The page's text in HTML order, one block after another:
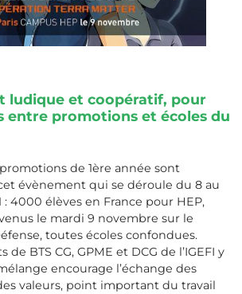
ludique et coopératif, pour
entre promotions et écoles du
de 1ère année sont
évènement qui se déroule du 8 au
: 4000 élèves en France pour HEP,
le mardi 9 novembre sur le
toutes écoles confondues.
de BTS CG, GPME et DCG de l’IGEFI y
encourage l’échange des
valeurs, point important du travail